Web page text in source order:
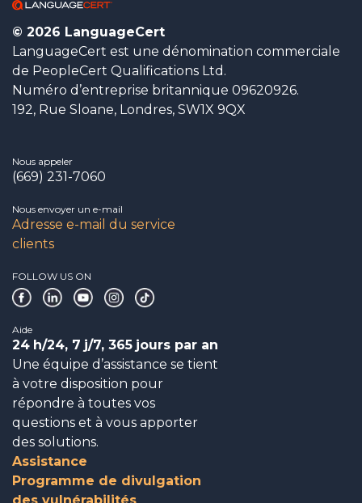
© 2026 LanguageCert
LanguageCert est une dénomination commerciale
de PeopleCert Qualifications Ltd.
Numéro d’entreprise britannique 09620926.
192, Rue Sloane, Londres, SW1X 9QX
Nous appeler
(669) 231-7060
Nous envoyer un e-mail
Adresse e-mail du service
clients
FOLLOW US ON
Aide
24 h/24, 7 j/7, 365 jours par an
Une équipe d’assistance se tient
à votre disposition pour
répondre à toutes vos
questions et à vous apporter
des solutions.
Assistance
Programme de divulgation